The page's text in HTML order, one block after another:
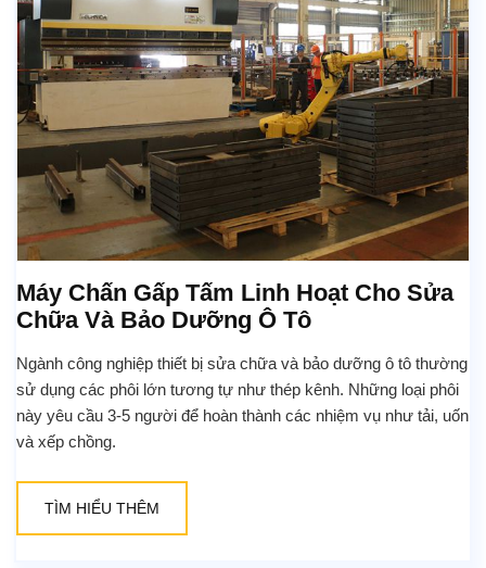
Máy Chấn Gấp Tấm Linh Hoạt Cho Sửa
Chữa Và Bảo Dưỡng Ô Tô
Ngành công nghiệp thiết bị sửa chữa và bảo dưỡng ô tô thường
sử dụng các phôi lớn tương tự như thép kênh. Những loại phôi
này yêu cầu 3-5 người để hoàn thành các nhiệm vụ như tải, uốn
và xếp chồng.
TÌM HIỂU THÊM